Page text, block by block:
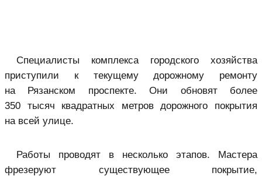
Специалисты комплекса городского хозяйства
приступили к текущему дорожному ремонту
на Рязанском проспекте. Они обновят более
350 тысяч квадратных метров дорожного покрытия
на всей улице.
Работы проводят в несколько этапов. Мастера
фрезеруют существующее покрытие,